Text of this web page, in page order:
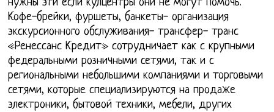
нужны эти если кулцентры они не могут помочь.
Кофе-брейки, фуршеты, банкеты- организация
экскурсионного обслуживания- трансфер- транс
«Ренессанс Кредит» сотрудничает как с крупными
федеральными розничными сетями, так и с
региональными небольшими компаниями и торговыми
сетями, которые специализируются на продаже
электроники, бытовой техники, мебели, других